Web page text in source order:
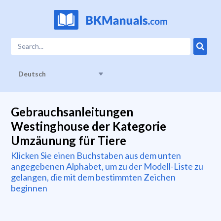
Deutsch
Gebrauchsanleitungen
Westinghouse der Kategorie
Umzäunung für Tiere
Klicken Sie einen Buchstaben aus dem unten
angegebenen Alphabet, um zu der Modell-Liste zu
gelangen, die mit dem bestimmten Zeichen
beginnen